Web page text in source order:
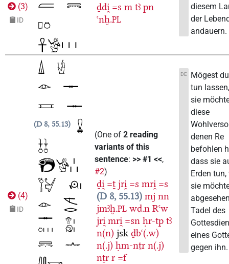
(3)
ID
ḏdi̯ =s m tꜣ pn
ꜥnḫ.PL
diesem
der
andauern.
(4)
ID
D 8, 55.13
(One of 2 reading
variants of this
sentence: >> #1 <<,
#2)
ḏi̯ =ṯ jri̯ =s mri̯ =s
D 8, 55.13 mj nn
jmꜣḫ.PL wḏ.n Rꜥw
jri̯ mri̯ =sn ḥr-tp tꜣ
n(n) jsk ḏbꜥ(.w)
n(.j) ḥm-nṯr n(.j)
nṯr r =f
DE
Mögest
tun
sie
diese
denen Re
befohlen
dass sie
Erden
sie
Tadel des
eines
gegen ihn.